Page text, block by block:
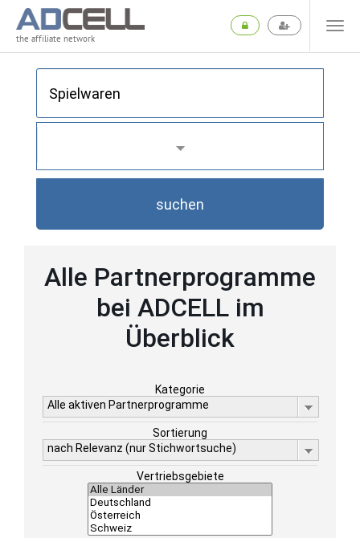
the affiliate network
suchen
Alle Partnerprogramme
bei ADCELL im
Überblick
Kategorie
Alle aktiven Partnerprogramme
Sortierung
nach Relevanz (nur Stichwortsuche)
Vertriebsgebiete